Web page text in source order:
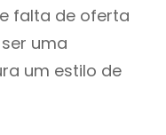
falta de oferta
uma
um estilo de